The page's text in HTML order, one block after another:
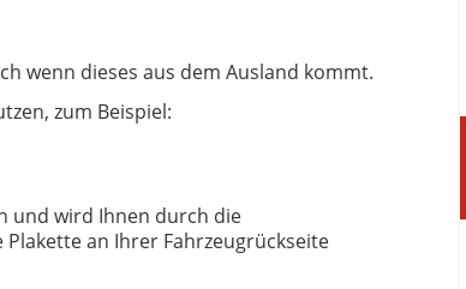
wenn dieses aus dem Ausland kommt.
zum Beispiel:
und wird Ihnen durch die
an Ihrer Fahrzeugrückseite